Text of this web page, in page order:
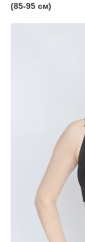
(85-95 см)